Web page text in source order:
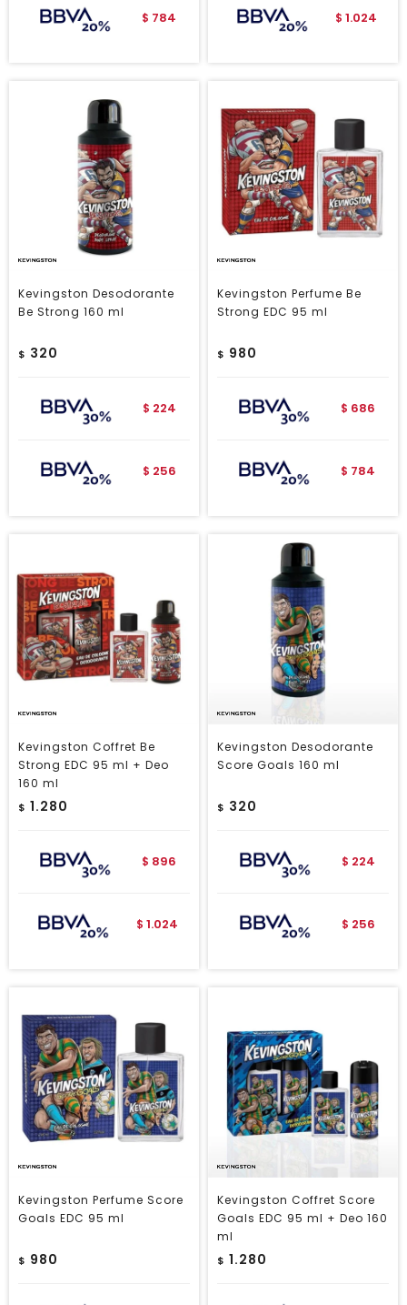
$ 784 $ 1.024
Kevingston Desodorante
Be Strong 160 ml
$ 320
$ 224
$ 256
Kevingston Perfume Be
Strong EDC 95 ml
$ 980
$ 686
$ 784
Kevingston Coffret Be
Strong EDC 95 ml + Deo
160 ml
$ 1.280
$ 896
$ 1.024
Kevingston Desodorante
Score Goals 160 ml
$ 320
$ 224
$ 256
Kevingston Perfume Score
Goals EDC 95 ml
$ 980
Kevingston Coffret Score
Goals EDC 95 ml + Deo 160
ml
$ 1.280